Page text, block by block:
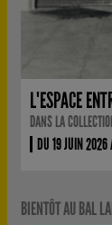
L'ESPACE
DANS LA
DU 19 JUIN
BIENTÔT AU BAL